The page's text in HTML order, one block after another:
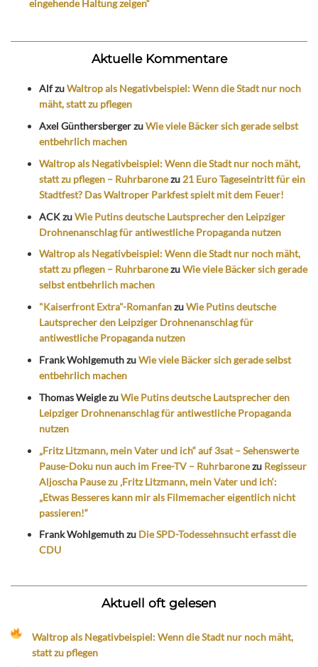
eingehende Haltung zeigen“
Aktuelle Kommentare
AlfzuWaltrop als Negativbeispiel: Wenn die Stadt nur noch
mäht, statt zu pflegen
Axel GünthersbergerzuWie viele Bäcker sich gerade selbst
entbehrlich machen
Waltrop als Negativbeispiel: Wenn die Stadt nur noch mäht,
statt zu pflegen – Ruhrbaronezu 21 Euro Tageseintritt für ein
Stadtfest? Das Waltroper Parkfest spielt mit dem Feuer!
ACKzuWie Putins deutsche Lautsprecher den Leipziger
Drohnenanschlag für antiwestliche Propaganda nutzen
Waltrop als Negativbeispiel: Wenn die Stadt nur noch mäht,
statt zu pflegen – RuhrbaronezuWie viele Bäcker sich gerade
selbst entbehrlich machen
"Kaiserfront Extra"-RomanfanzuWie Putins deutsche
Lautsprecher den Leipziger Drohnenanschlag für
antiwestliche Propaganda nutzen
Frank WohlgemuthzuWie viele Bäcker sich gerade selbst
entbehrlich machen
Thomas WeiglezuWie Putins deutsche Lautsprecher den
Leipziger Drohnenanschlag für antiwestliche Propaganda
nutzen
„Fritz Litzmann, mein Vater und ich“ auf 3sat – Sehenswerte
Pause-Doku nun auch im Free-TV – Ruhrbaronezu Regisseur
Aljoscha Pause zu ‚Fritz Litzmann, mein Vater und ich‘:
„Etwas Besseres kann mir als Filmemacher eigentlich nicht
passieren!“
Frank Wohlgemuthzu Die SPD-Todessehnsucht erfasst die
CDU
Aktuell oft gelesen
Waltrop als Negativbeispiel: Wenn die Stadt nur noch mäht,
statt zu pflegen